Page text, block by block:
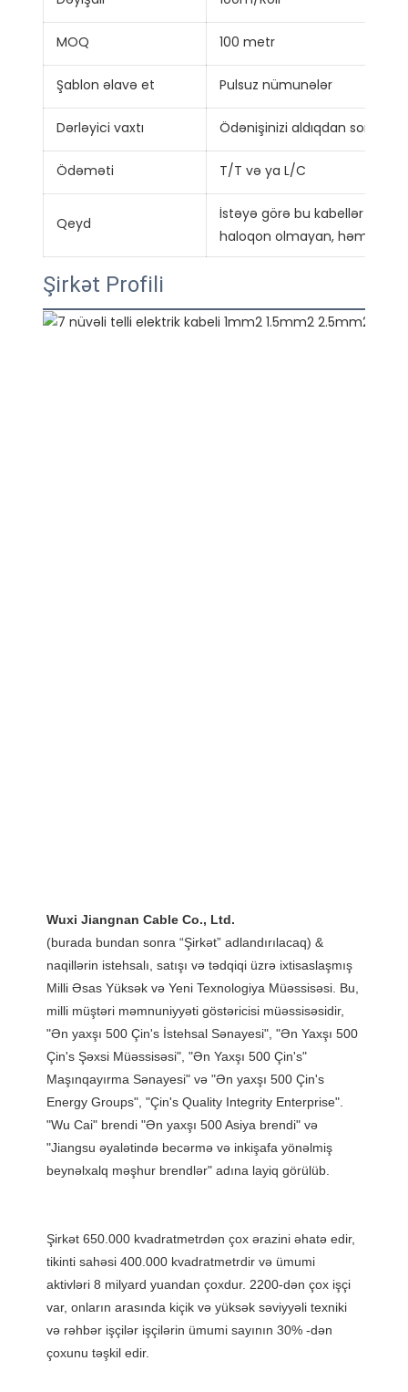
MOQ 100 metr
Şablon əlavə et Pulsuz nümunələr
Dərləyici vaxtı Ödənişinizi aldıqdan sonra 7
Ödəməti T/T və ya L/C
Qeyd
İstəyə görə bu kabellər üçün
haloqon olmayan, həmçinin
Şirkət Profili
(burada bundan sonra “Şirkət” adlandırılacaq) &
naqillərin istehsalı, satışı və tədqiqi üzrə ixtisaslaşmış
Milli Əsas Yüksək və Yeni Texnologiya Müəssisəsi. Bu,
milli müştəri məmnuniyyəti göstəricisi müəssisəsidir,
"Ən yaxşı 500 Çin's İstehsal Sənayesi", "Ən Yaxşı 500
Çin's Şəxsi Müəssisəsi", "Ən Yaxşı 500 Çin's"
Maşınqayırma Sənayesi" və "Ən yaxşı 500 Çin's
Energy Groups", "Çin's Quality Integrity Enterprise".
"Wu Cai" brendi "Ən yaxşı 500 Asiya brendi" və
"Jiangsu əyalətində becərmə və inkişafa yönəlmiş
Şirkət 650.000 kvadratmetrdən çox ərazini əhatə edir,
tikinti sahəsi 400.000 kvadratmetrdir və ümumi
aktivləri 8 milyard yuandan çoxdur. 2200-dən çox işçi
var, onların arasında kiçik və yüksək səviyyəli texniki
və rəhbər işçilər işçilərin ümumi sayının 30% -dən